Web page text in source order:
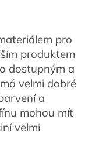
pro
produktem
dostupným a
velmi dobré
a
mohou mít
velmi